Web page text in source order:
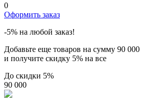
0
Оформить заказ
-5% на любой заказ!
Добавьте еще товаров на сумму 90 000
и получите скидку 5% на все
До скидки 5%
90 000